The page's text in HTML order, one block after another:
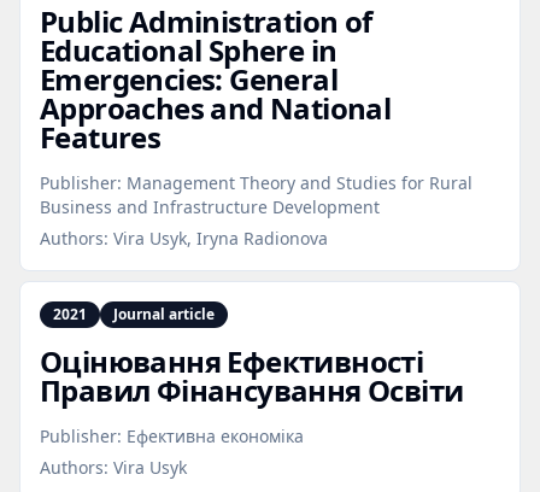
Public Administration of
Educational Sphere in
Emergencies: General
Approaches and National
Features
Publisher: Management Theory and Studies for Rural
Business and Infrastructure Development
Authors: Vira Usyk, Iryna Radionova
2021 Journal article
Оцінювання Ефективності
Правил Фінансування Освіти
Publisher: Ефективна економіка
Authors: Vira Usyk